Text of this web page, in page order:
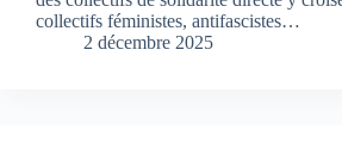
collectifs féministes, antifascistes…
2 décembre 2025